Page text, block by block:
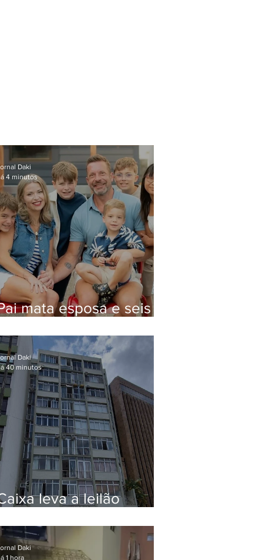
mata esposa e seis
Daki
4 minutos
leva a leilão
em Botafogo
Daki
40 minutos
Daki
1 hora